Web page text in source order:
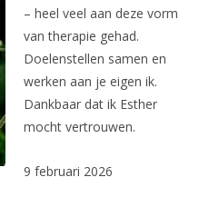
– heel veel aan deze vorm
van therapie gehad.
Doelenstellen samen en
werken aan je eigen ik.
Dankbaar dat ik Esther
mocht vertrouwen.
9 februari 2026